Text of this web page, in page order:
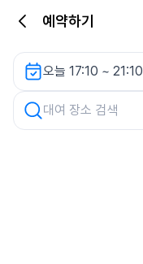
예약하기
오늘 17:10 ~ 21:10
황금주차빌딩 렌터카